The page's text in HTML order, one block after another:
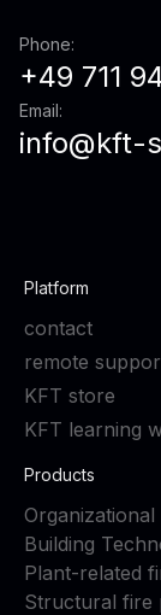
Phone:
+49 711
Email:
info@kft-
Platform
contact
remote
KFT store
KFT learning
Products
Building
Plant-related
Structural fire